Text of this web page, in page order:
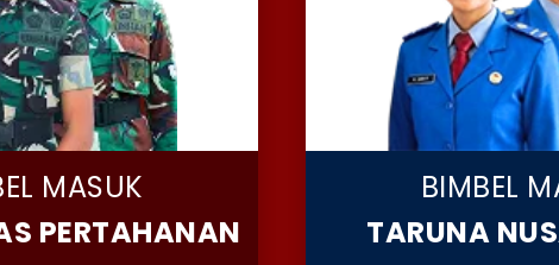
MASUK
PERTAHANAN
BIMBEL
TARUNA